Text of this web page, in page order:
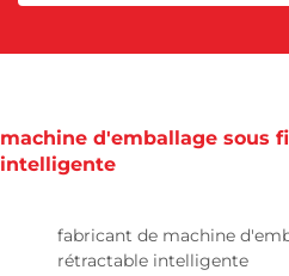
machine d'emballage sous
intelligente
fabricant de machine
rétractable intelligente